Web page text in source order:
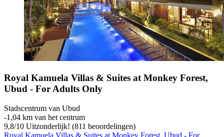
Royal Kamuela Villas & Suites at Monkey Forest,
Ubud - For Adults Only
Stadscentrum van Ubud
‐1,04 km van het centrum
9,8/10 Uitzonderlijk! (811 beoordelingen)
Royal Kamuela Villas & Suites at Monkey Forest, Ubud - For